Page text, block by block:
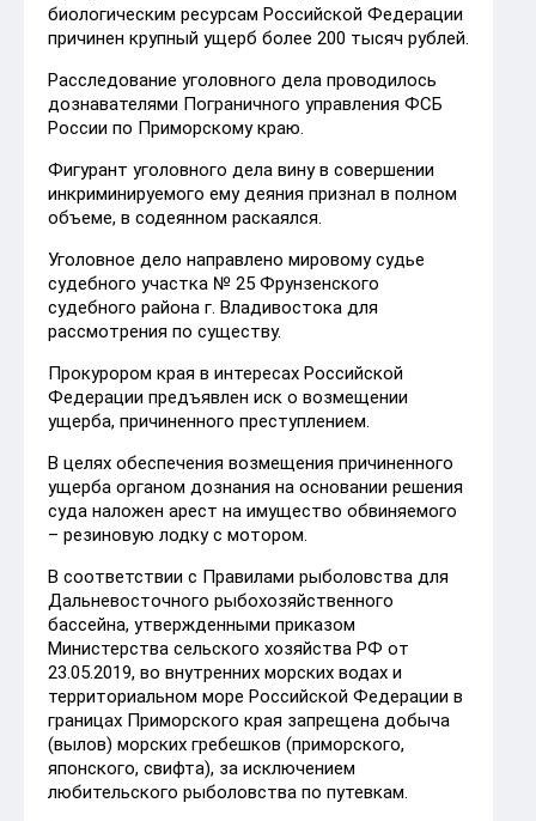
биологическим ресурсам Российской Федерации
причинен крупный ущерб более 200 тысяч рублей.
Расследование уголовного дела проводилось
дознавателями Пограничного управления ФСБ
России по Приморскому краю.
Фигурант уголовного дела вину в совершении
инкриминируемого ему деяния признал в полном
объеме, в содеянном раскаялся.
Уголовное дело направлено мировому судье
судебного участка № 25 Фрунзенского
судебного района г. Владивостока для
рассмотрения по существу.
Прокурором края в интересах Российской
Федерации предъявлен иск о возмещении
ущерба, причиненного преступлением.
В целях обеспечения возмещения причиненного
ущерба органом дознания на основании решения
суда наложен арест на имущество обвиняемого
– резиновую лодку с мотором.
В соответствии с Правилами рыболовства для
Дальневосточного рыбохозяйственного
бассейна, утвержденными приказом
Министерства сельского хозяйства РФ от
23.05.2019, во внутренних морских водах и
территориальном море Российской Федерации в
границах Приморского края запрещена добыча
(вылов) морских гребешков (приморского,
японского, свифта), за исключением
любительского рыболовства по путевкам.